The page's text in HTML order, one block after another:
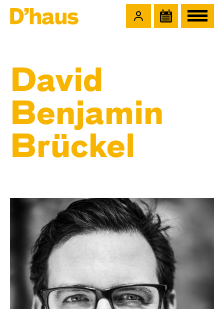
David
Benjamin
Brückel